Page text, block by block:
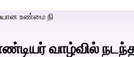
உண்மை நி
வாழ்வில்